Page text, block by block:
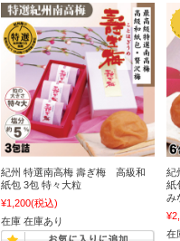
紀州 特選南高梅 壽ぎ梅 高級和
紙包 3包 特々大粒
¥1,200(税込)
在庫 在庫あり
紀
紙
み
在